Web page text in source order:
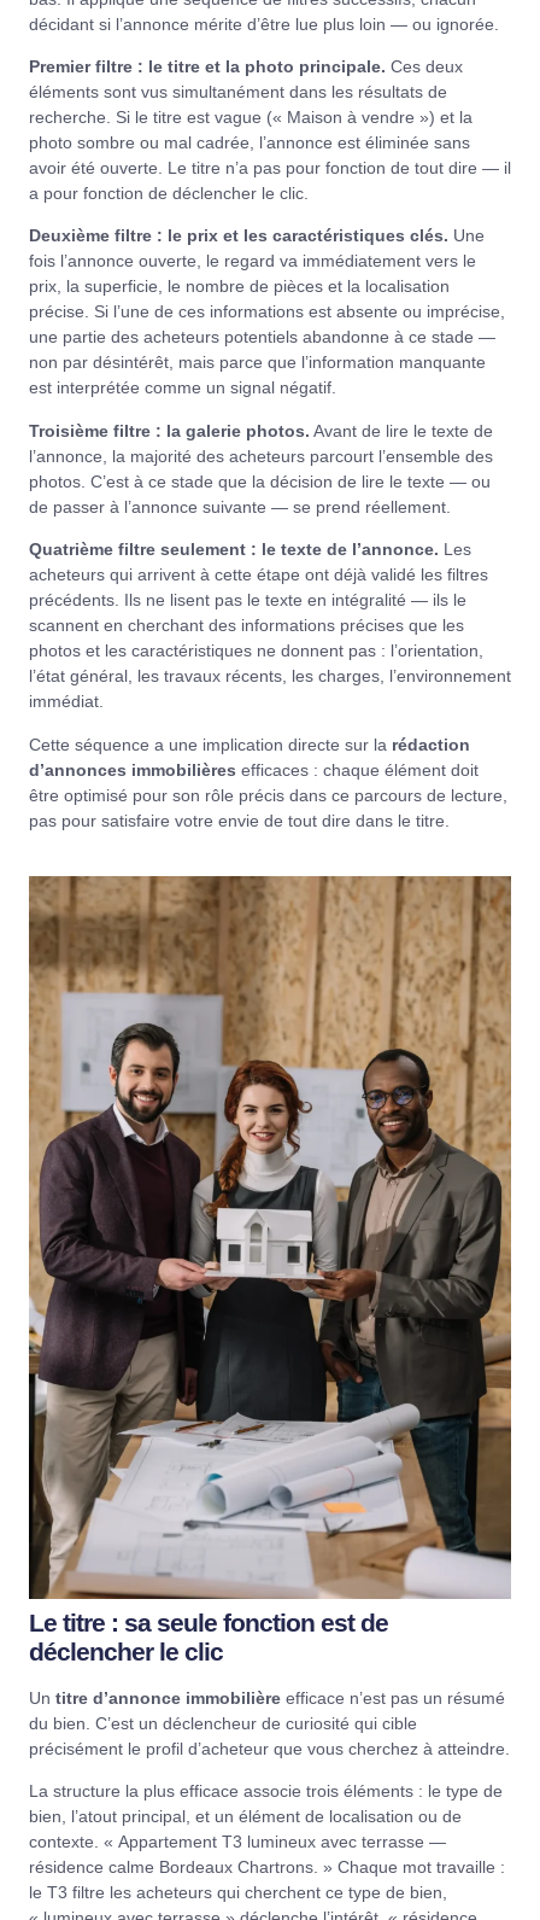
décidant si l’annonce mérite d’être lue plus loin — ou ignorée.
Premier filtre : le titre et la photo principale. Ces deux
éléments sont vus simultanément dans les résultats de
recherche. Si le titre est vague (« Maison à vendre ») et la
photo sombre ou mal cadrée, l’annonce est éliminée sans
avoir été ouverte. Le titre n’a pas pour fonction de tout dire — il
a pour fonction de déclencher le clic.
Deuxième filtre : le prix et les caractéristiques clés. Une
fois l’annonce ouverte, le regard va immédiatement vers le
prix, la superficie, le nombre de pièces et la localisation
précise. Si l’une de ces informations est absente ou imprécise,
une partie des acheteurs potentiels abandonne à ce stade —
non par désintérêt, mais parce que l’information manquante
est interprétée comme un signal négatif.
Troisième filtre : la galerie photos. Avant de lire le texte de
l’annonce, la majorité des acheteurs parcourt l’ensemble des
photos. C’est à ce stade que la décision de lire le texte — ou
de passer à l’annonce suivante — se prend réellement.
Quatrième filtre seulement : le texte de l’annonce. Les
acheteurs qui arrivent à cette étape ont déjà validé les filtres
précédents. Ils ne lisent pas le texte en intégralité — ils le
scannent en cherchant des informations précises que les
photos et les caractéristiques ne donnent pas : l’orientation,
l’état général, les travaux récents, les charges, l’environnement
immédiat.
Cette séquence a une implication directe sur la rédaction
d’annonces immobilières efficaces : chaque élément doit
être optimisé pour son rôle précis dans ce parcours de lecture,
pas pour satisfaire votre envie de tout dire dans le titre.
Le titre : sa seule fonction est de
déclencher le clic
Un titre d’annonce immobilière efficace n’est pas un résumé
du bien. C’est un déclencheur de curiosité qui cible
précisément le profil d’acheteur que vous cherchez à atteindre.
La structure la plus efficace associe trois éléments : le type de
bien, l’atout principal, et un élément de localisation ou de
contexte. « Appartement T3 lumineux avec terrasse —
résidence calme Bordeaux Chartrons. » Chaque mot travaille :
le T3 filtre les acheteurs qui cherchent ce type de bien,